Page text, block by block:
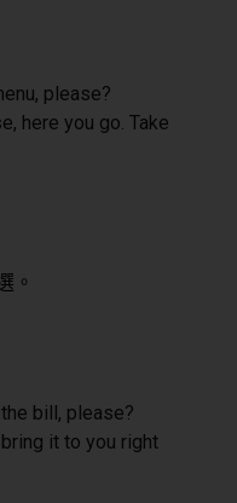
please?
here you go. Take
。
bill, please?
it to you right